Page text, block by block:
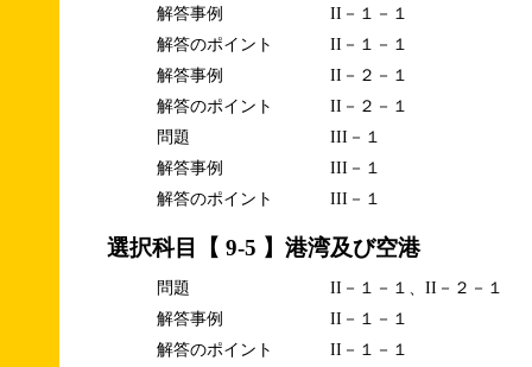
解答事例
II－１－１
解答のポイント
II－１－１
解答事例
II－２－１
解答のポイント
II－２－１
問題
III－１
解答事例
III－１
解答のポイント
III－１
選択科目【 9-5 】港湾及び空港
問題
II－１－１、II－２－１
解答事例
II－１－１
解答のポイント
II－１－１